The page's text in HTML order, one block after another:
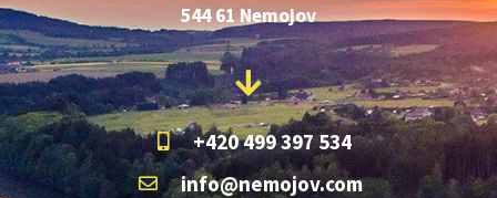
544 61 Nemojov
+420 499 397 534
info@nemojov.com